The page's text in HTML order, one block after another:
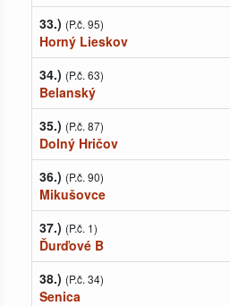
33.) (P.č. 95)
Horný Lieskov
34.) (P.č. 63)
Belanský
35.) (P.č. 87)
Dolný Hričov
36.) (P.č. 90)
Mikušovce
37.) (P.č. 1)
Ďurďové B
38.) (P.č. 34)
Senica